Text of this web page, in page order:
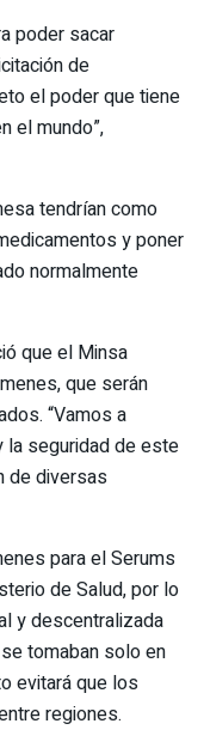
poder sacar
de
el poder que tiene
el mundo”,
tendrían como
y poner
normalmente
que el Minsa
que serán
“Vamos a
la seguridad de este
de diversas
para el Serums
de Salud, por lo
y descentralizada
tomaban solo en
evitará que los
regiones.